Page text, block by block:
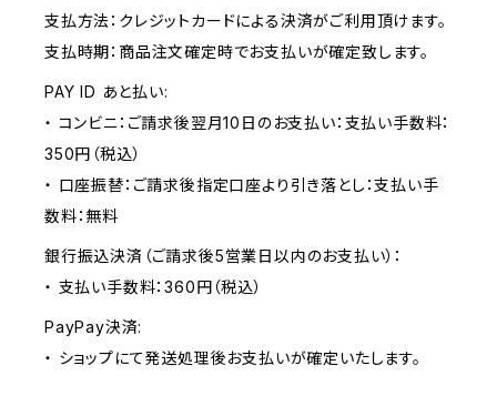
支払方法：クレジットカードによる決済がご利用頂けます。
支払時期：商品注文確定時でお支払いが確定致します。
PAY ID あと払い:
・ コンビニ：ご請求後翌月10日のお支払い：支払い手数料：
350円（税込）
・ 口座振替：ご請求後指定口座より引き落とし：支払い手
数料：無料
銀行振込決済（ご請求後5営業日以内のお支払い）：
・ 支払い手数料：360円（税込）
PayPay決済:
・ ショップにて発送処理後お支払いが確定いたします。